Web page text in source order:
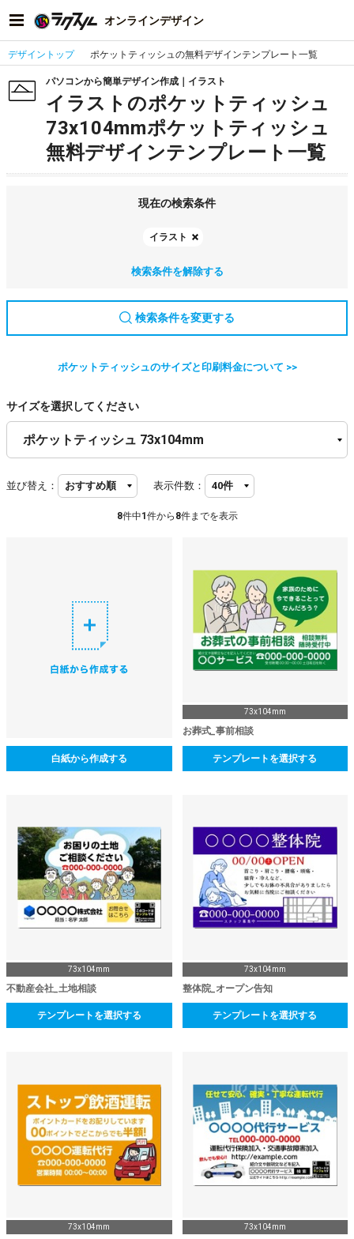
オンラインデザイン
デザイントップ ポケットティッシュの無料デザインテンプレート一覧
パソコンから簡単デザイン作成｜イラスト
イラストのポケットティッシュ
73x104mmポケットティッシュ
無料デザインテンプレート一覧
現在の検索条件
イラスト
検索条件を解除する
検索条件を変更する
ポケットティッシュのサイズと印刷料金について >>
サイズを選択してください
並び替え： 表示件数：
8件中1 件から 8件までを表示
白紙から作成する
73x104mm
お葬式_事前相談
テンプレートを選択する
73x104mm
不動産会社_土地相談
テンプレートを選択する
73x104mm
整体院_オープン告知
テンプレートを選択する
73x104mm 73x104mm